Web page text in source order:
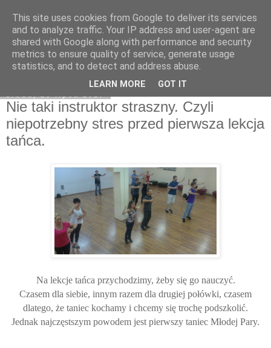
On My Way
Nie taki instruktor straszny. Czyli
niepotrzebny stres przed pierwsza lekcja
tańca.
Na lekcje tańca przychodzimy, żeby się go nauczyć.
Czasem dla siebie, innym razem dla drugiej połówki, czasem
dlatego, że taniec kochamy i chcemy się trochę podszkolić.
Jednak najczęstszym powodem jest pierwszy taniec Młodej Pary.
This site uses cookies from Google to deliver its services
and to analyze traffic. Your IP address and user-agent are
shared with Google along with performance and security
metrics to ensure quality of service, generate usage
statistics, and to detect and address abuse.
LEARN MORE GOT IT